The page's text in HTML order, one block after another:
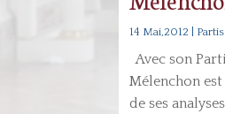
14 Mai,2012
Avec son
Mélenchon
de ses